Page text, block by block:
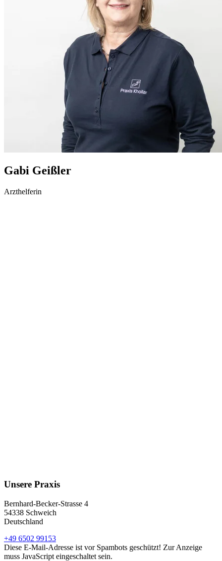
Gabi Geißler
Arzthelferin
Unsere Praxis
Bernhard-Becker-Strasse 4
54338 Schweich
Deutschland
+49 6502 99153
Diese E-Mail-Adresse ist vor Spambots geschützt! Zur Anzeige
muss JavaScript eingeschaltet sein.